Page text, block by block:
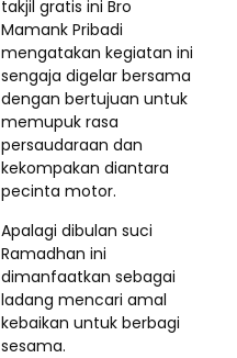
takjil gratis ini Bro
Mamank Pribadi
mengatakan kegiatan ini
sengaja digelar bersama
dengan bertujuan untuk
memupuk rasa
persaudaraan dan
kekompakan diantara
pecinta motor.
Apalagi dibulan suci
Ramadhan ini
dimanfaatkan sebagai
ladang mencari amal
kebaikan untuk berbagi
sesama.